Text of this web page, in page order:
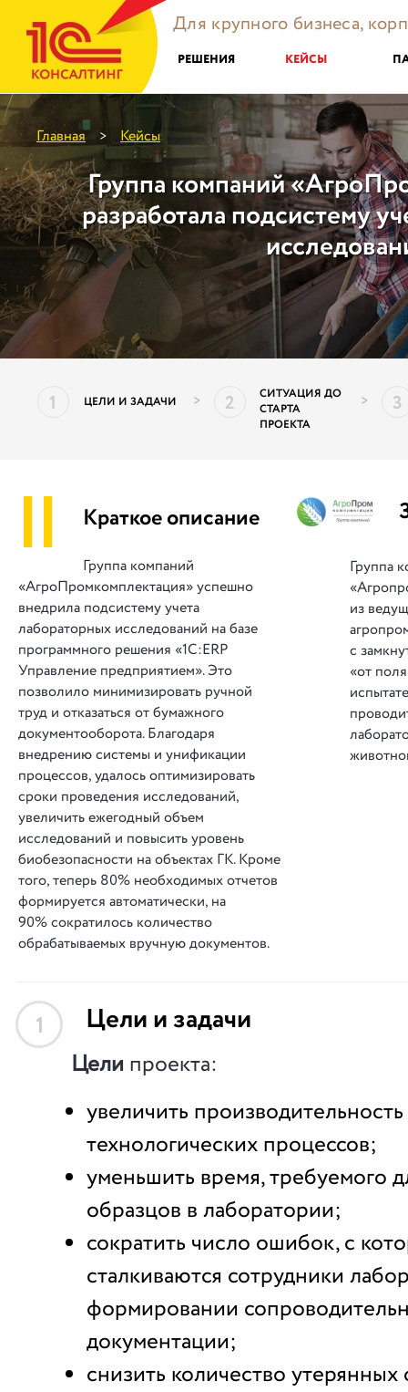
Для крупного бизнеса,
РЕШЕНИЯ КЕЙСЫ
Главная > Кейсы
Группа компаний
разработала подсистему
1 ЦЕЛИ И ЗАДАЧИ > 2
СИТУАЦИЯ ДО
СТАРТА
ПРОЕКТА
> 3
|| Краткое описание
Группа компаний
«АгроПромкомплектация» успешно
внедрила подсистему учета
лабораторных исследований на базе
программного решения «1С:ERP
Управление предприятием». Это
позволило минимизировать ручной
труд и отказаться от бумажного
документооборота. Благодаря
внедрению системы и унификации
процессов, удалось оптимизировать
сроки проведения исследований,
увеличить ежегодный объем
исследований и повысить уровень
биобезопасности на объектах ГК. Кроме
того, теперь 80% необходимых отчетов
формируется автоматически, на
90% сократилось количество
обрабатываемых вручную документов.
Группа
из
с
«от
1 Цели и задачи
Цели проекта:
увеличить
технологических процессов;
уменьшить время, требуемого
образцов в лаборатории;
сократить число ошибок, с
сталкиваются сотрудники
формировании
документации;
снизить количество утерянных